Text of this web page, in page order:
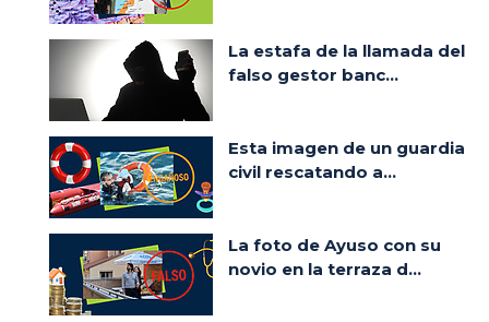
La estafa de la llamada del
falso gestor banc...
Esta imagen de un guardia
civil rescatando a...
La foto de Ayuso con su
novio en la terraza d...